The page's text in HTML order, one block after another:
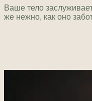
Ваше тело
же нежно, как оно